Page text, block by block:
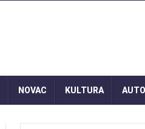
NOVAC KULTURA